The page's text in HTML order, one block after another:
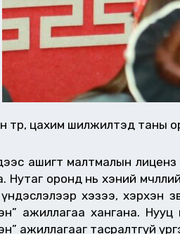
төр, цахим шилжилтэд таны
ашигт малтмалын лиценз
Нутаг оронд нь хэний
хэзээ, хэрхэн
ажиллагаа хангана.
ажиллагааг тасралтгүй